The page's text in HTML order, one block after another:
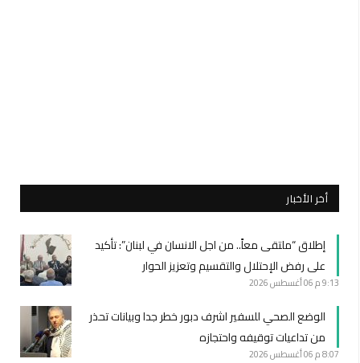
أخر الأخبار
إطلاق “ملتقى معاً.. من اجل الانسان في لبنان”: تأكيد
على رفض الإحتلال والتقسيم وتعزيز الحوار
9:13 م 06 أغسطس 2026
الوضع الصحي للسفير اشرف دبور خطر جدا وبيانات تحذر
من تداعيات توقيفه واحتجازه
8:07 م 06 أغسطس 2026